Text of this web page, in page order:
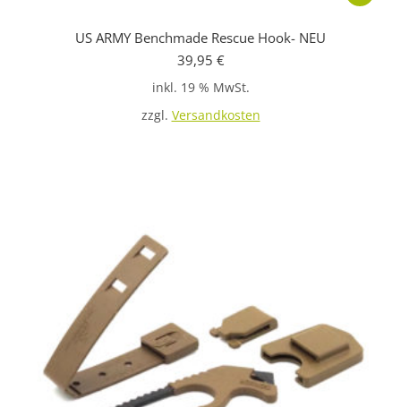
US ARMY Benchmade Rescue Hook- NEU
39,95 €
inkl. 19 % MwSt.
zzgl. Versandkosten